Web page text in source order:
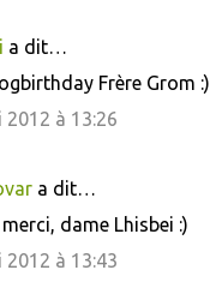
a dit…
Frère Grom :)
2012 à 13:26
a dit…
dame Lhisbei :)
2012 à 13:43